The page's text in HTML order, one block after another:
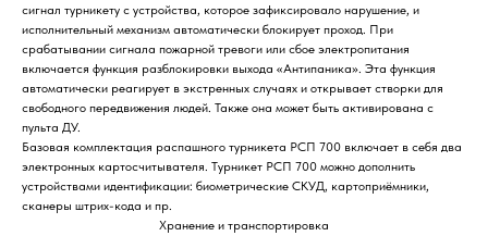
сигнал турникету с устройства, которое зафиксировало нарушение, и
исполнительный механизм автоматически блокирует проход. При
срабатывании сигнала пожарной тревоги или сбое электропитания
включается функция разблокировки выхода «Антипаника». Эта функция
автоматически реагирует в экстренных случаях и открывает створки для
свободного передвижения людей. Также она может быть активирована с
пульта ДУ.
Базовая комплектация распашного турникета РСП 700 включает в себя два
электронных картосчитывателя. Турникет РСП 700 можно дополнить
устройствами идентификации: биометрические СКУД, картоприёмники,
сканеры штрих-кода и пр.
Хранение и транспортировка